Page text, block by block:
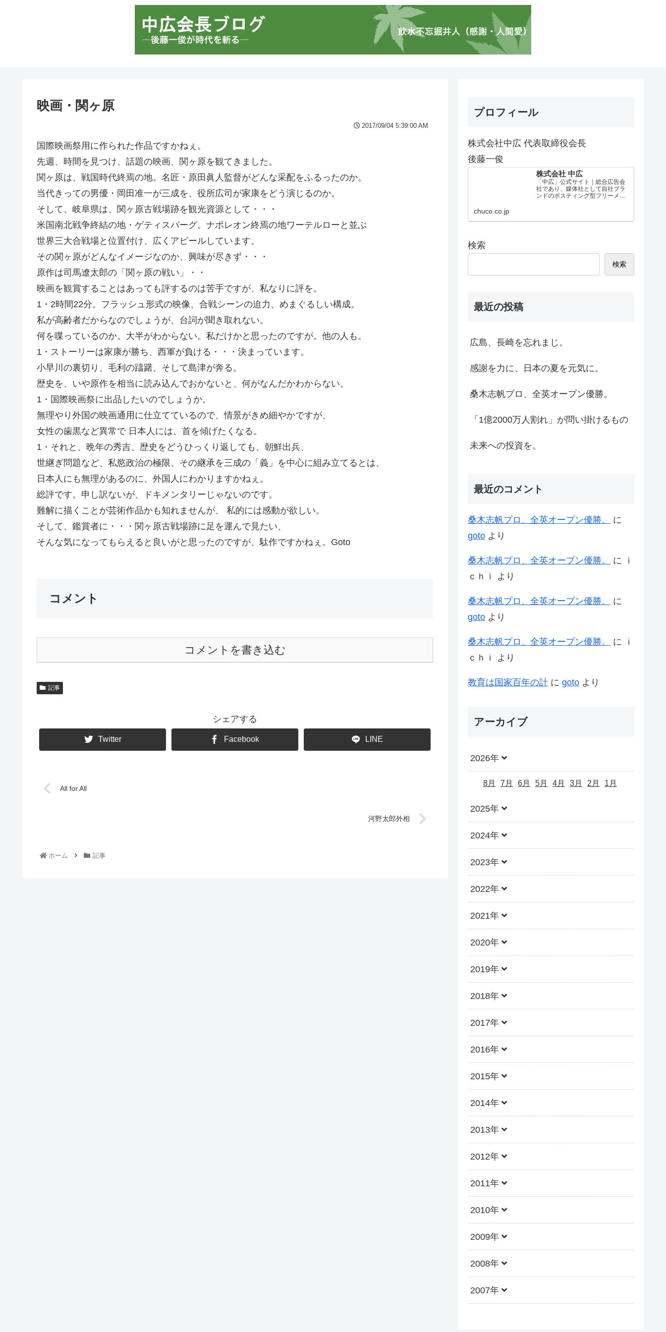
映画・関ヶ原
2017/09/04 5:39:00 AM
国際映画祭用に作られた作品ですかねぇ。
先週、時間を見つけ、話題の映画、関ヶ原を観てきました。
関ヶ原は、戦国時代終焉の地。名匠・原田眞人監督がどんな采配をふるったのか。
当代きっての男優・岡田准一が三成を、役所広司が家康をどう演じるのか。
そして、岐阜県は、関ヶ原古戦場跡を観光資源として・・・
米国南北戦争終結の地・ゲティスバーグ。ナポレオン終焉の地ワーテルローと並ぶ
世界三大合戦場と位置付け、広くアピールしています。
その関ヶ原がどんなイメージなのか、興味が尽きず・・・
原作は司馬遼太郎の「関ヶ原の戦い」・・
映画を観賞することはあっても評するのは苦手ですが、私なりに評を。
1・2時間22分。フラッシュ形式の映像、合戦シーンの迫力、めまぐるしい構成。
私が高齢者だからなのでしょうが、台詞が聞き取れない。
何を喋っているのか。大半がわからない。私だけかと思ったのですが。他の人も。
1・ストーリーは家康が勝ち、西軍が負ける・・・決まっています。
小早川の裏切り、毛利の躊躇、そして島津が奔る。
歴史を、いや原作を相当に読み込んでおかないと、何がなんだかわからない。
1・国際映画祭に出品したいのでしょうか。
無理やり外国の映画通用に仕立てているので、情景がきめ細やかですが、
女性の歯黒など異常で 日本人には、首を傾げたくなる。
1・それと、晩年の秀吉、歴史をどうひっくり返しても、朝鮮出兵、
世継ぎ問題など、私慾政治の極限、その継承を三成の「義」を中心に組み立てるとは、
日本人にも無理があるのに、外国人にわかりますかねぇ。
総評です。申し訳ないが、ドキメンタリーじゃないのです。
難解に描くことが芸術作品かも知れませんが、 私的には感動が欲しい。
そして、鑑賞者に・・・関ヶ原古戦場跡に足を運んで見たい、
そんな気になってもらえると良いがと思ったのですが、駄作ですかねぇ。Goto
コメント
コメントを書き込む
記事
シェアする
Twitter Facebook LINE
All for All
河野太郎外相
ホーム 記事
プロフィール
株式会社中広 代表取締役会長
後藤一俊
株式会社 中広
「中広」公式サイト｜総合広告会
社であり、媒体社として自社ブラ
ンドのポスティング型フリーメデ
chuco.co.jp
検索
検索
最近の投稿
広島、長崎を忘れまじ。
感謝を力に、日本の夏を元気に。
桑木志帆プロ、全英オープン優勝。
「1億2000万人割れ」が問い掛けるもの
未来への投資を。
最近のコメント
桑木志帆プロ、全英オープン優勝。
に
goto より
桑木志帆プロ、全英オープン優勝。 に
ｉ
ｃｈｉ
より
桑木志帆プロ、全英オープン優勝。
に
goto より
桑木志帆プロ、全英オープン優勝。 に
ｉ
ｃｈｉ
より
教育は国家百年の計 に goto より
アーカイブ
2026年
8月 7月 6月 5月 4月 3月 2月 1月
2025年
2024年
2023年
2022年
2021年
2020年
2019年
2018年
2017年
2016年
2015年
2014年
2013年
2012年
2011年
2010年
2009年
2008年
2007年